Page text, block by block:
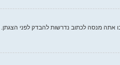
אתה מנסה לכתוב נדרשות להבדק לפני